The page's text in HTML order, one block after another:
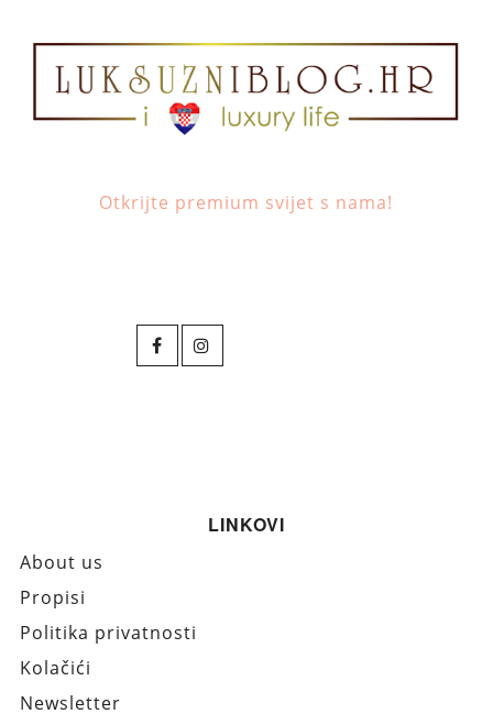
Otkrijte premium svijet s nama!
LINKOVI
About us
Propisi
Politika privatnosti
Kolačići
Newsletter